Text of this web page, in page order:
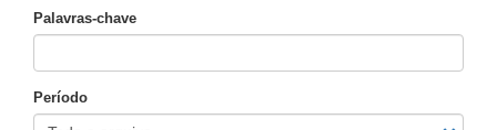
Palavras-chave
Período